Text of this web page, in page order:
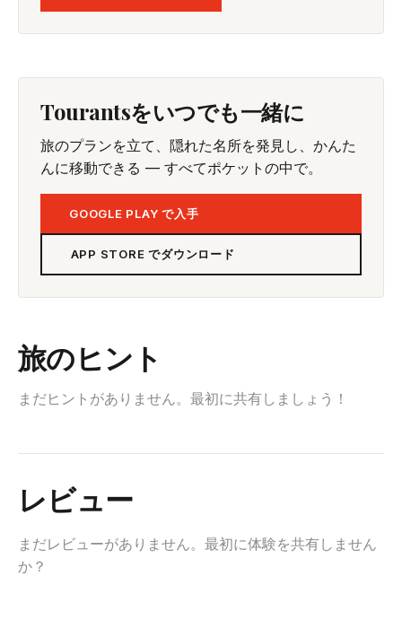
Tourantsをいつでも一緒に
旅のプランを立て、隠れた名所を発見し、かんた
んに移動できる — すべてポケットの中で。
GOOGLE PLAY で入手
APP STORE でダウンロード
旅のヒント
まだヒントがありません。最初に共有しましょう！
レビュー
まだレビューがありません。最初に体験を共有しません
か？